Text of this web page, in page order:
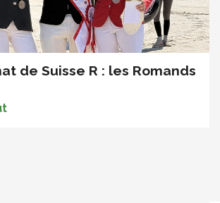
de Suisse R : les Romands